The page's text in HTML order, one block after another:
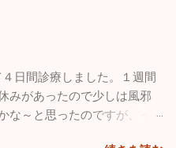
しむことができるよう工夫
とかなり長時間お話をしま
い事はたくさんあると思い
とをかなり詳しく聞くこと
知らず！常に全力疾走。他
。時々走りますが自分のペ
ですかね♪♪ そして昨年心臓
歳のシルバーの「ラヴ
い」「規則正しい生活」で
県の利根川河川敷に行って
日間診療しました。１週間
みがあったので少しは風邪
な～と思ったのですが、イ